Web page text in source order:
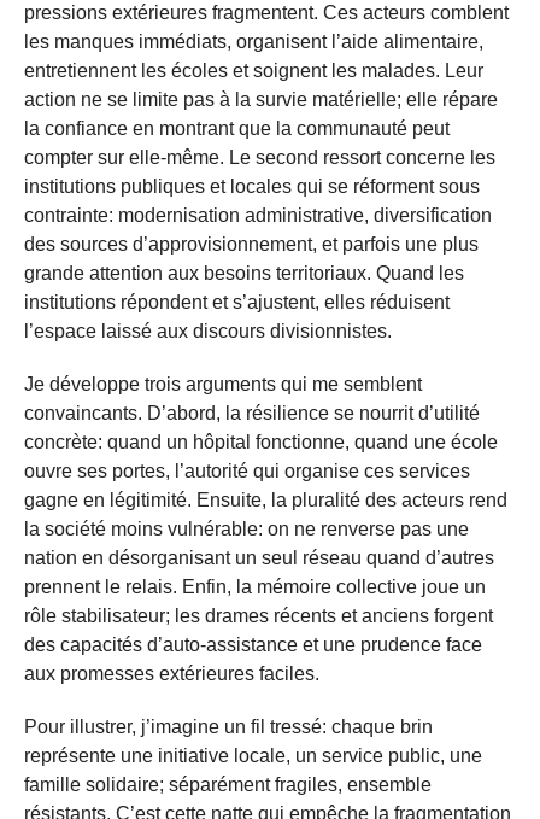
pressions extérieures fragmentent. Ces acteurs comblent
les manques immédiats, organisent l’aide alimentaire,
entretiennent les écoles et soignent les malades. Leur
action ne se limite pas à la survie matérielle; elle répare
la confiance en montrant que la communauté peut
compter sur elle-même. Le second ressort concerne les
institutions publiques et locales qui se réforment sous
contrainte: modernisation administrative, diversification
des sources d’approvisionnement, et parfois une plus
grande attention aux besoins territoriaux. Quand les
institutions répondent et s’ajustent, elles réduisent
l’espace laissé aux discours divisionnistes.
Je développe trois arguments qui me semblent
convaincants. D’abord, la résilience se nourrit d’utilité
concrète: quand un hôpital fonctionne, quand une école
ouvre ses portes, l’autorité qui organise ces services
gagne en légitimité. Ensuite, la pluralité des acteurs rend
la société moins vulnérable: on ne renverse pas une
nation en désorganisant un seul réseau quand d’autres
prennent le relais. Enfin, la mémoire collective joue un
rôle stabilisateur; les drames récents et anciens forgent
des capacités d’auto-assistance et une prudence face
aux promesses extérieures faciles.
Pour illustrer, j’imagine un fil tressé: chaque brin
représente une initiative locale, un service public, une
famille solidaire; séparément fragiles, ensemble
résistants. C’est cette natte qui empêche la fragmentation